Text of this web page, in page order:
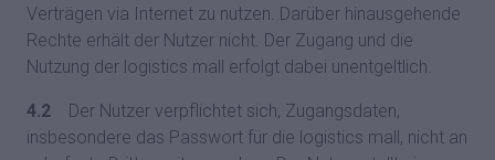
Verträgen via Internet zu nutzen. Darüber hinausgehende
Rechte erhält der Nutzer nicht. Der Zugang und die
Nutzung der logistics mall erfolgt dabei unentgeltlich.
4.2 Der Nutzer verpflichtet sich, Zugangsdaten,
insbesondere das Passwort für die logistics mall, nicht an